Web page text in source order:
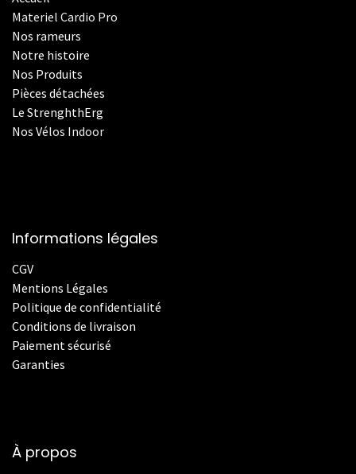
Materiel Cardio Pro
Nos rameurs
Notre histoire
Nos Produits
Pièces détachées
Le StrenghthErg
Nos Vélos Indoor
Informations légales
CGV
Mentions Légales
Politique de confidentialité
Conditions de livraison
Paiement sécurisé
Garanties
À propos